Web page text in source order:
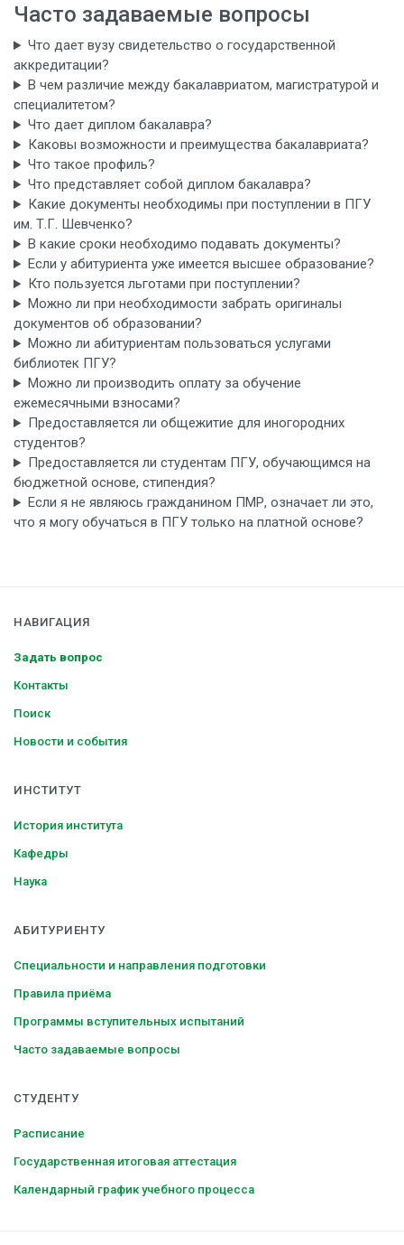
Часто задаваемые вопросы
Что дает вузу свидетельство о государственной
аккредитации?
В чем различие между бакалавриатом, магистратурой и
специалитетом?
Что дает диплом бакалавра?
Каковы возможности и преимущества бакалавриата?
Что такое профиль?
Что представляет собой диплом бакалавра?
Какие документы необходимы при поступлении в ПГУ
им. Т.Г. Шевченко?
В какие сроки необходимо подавать документы?
Если у абитуриента уже имеется высшее образование?
Кто пользуется льготами при поступлении?
Можно ли при необходимости забрать оригиналы
документов об образовании?
Можно ли абитуриентам пользоваться услугами
библиотек ПГУ?
Можно ли производить оплату за обучение
ежемесячными взносами?
Предоставляется ли общежитие для иногородних
студентов?
Предоставляется ли студентам ПГУ, обучающимся на
бюджетной основе, стипендия?
Если я не являюсь гражданином ПМР, означает ли это,
что я могу обучаться в ПГУ только на платной основе?
НАВИГАЦИЯ
Задать вопрос
Контакты
Поиск
Новости и события
ИНСТИТУТ
История института
Кафедры
Наука
АБИТУРИЕНТУ
Специальности и направления подготовки
Правила приёма
Программы вступительных испытаний
Часто задаваемые вопросы
СТУДЕНТУ
Расписание
Государственная итоговая аттестация
Календарный график учебного процесса